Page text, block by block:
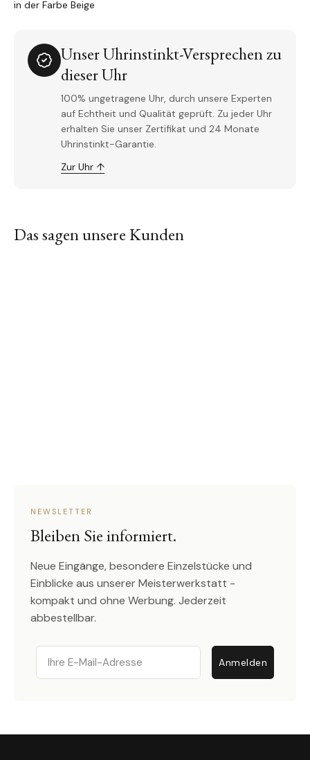
in der Farbe Beige
Unser Uhrinstinkt-Versprechen zu
dieser Uhr
100% ungetragene Uhr, durch unsere Experten
auf Echtheit und Qualität geprüft. Zu jeder Uhr
erhalten Sie unser Zertifikat und 24 Monate
Uhrinstinkt-Garantie.
Zur Uhr ↑
Das sagen unsere Kunden
NEWSLETTER
Bleiben Sie informiert.
Neue Eingänge, besondere Einzelstücke und
Einblicke aus unserer Meisterwerkstatt -
kompakt und ohne Werbung. Jederzeit
abbestellbar.
Email
Anmelden